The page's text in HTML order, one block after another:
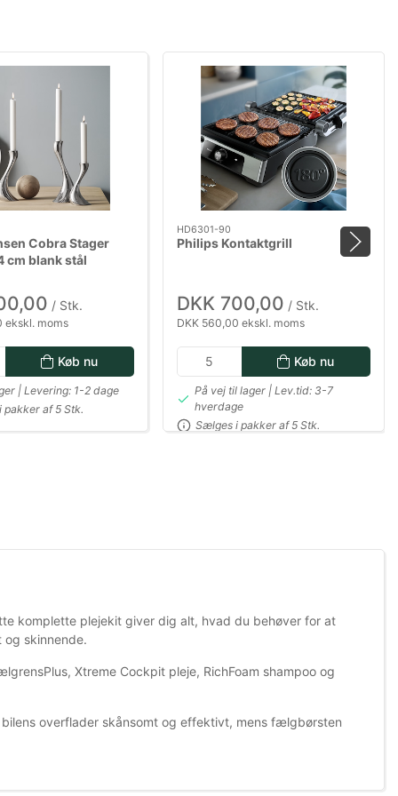
Cobra Stager
cm blank stål
/ Stk.
ekskl. moms
Køb nu
| Levering: 1-2 dage
pakker af 5 Stk.
HD6301-90
Philips Kontaktgrill
DKK 700,00 / Stk.
DKK 560,00 ekskl. moms
Køb nu
På vej til lager | Lev.tid: 3-7
hverdage
Sælges i pakker af 5 Stk.
komplette plejekit giver dig alt, hvad du behøver for at
skinnende.
Xtreme Cockpit pleje, RichFoam shampoo og
overflader skånsomt og effektivt, mens fælgbørsten